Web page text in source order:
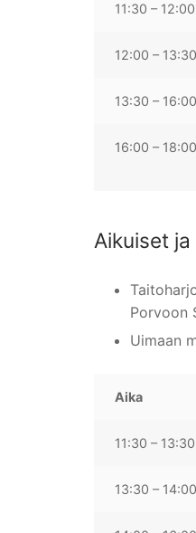
11:30 – 12:00
12:00 – 13:30
13:30 – 16:00
16:00 – 18:00
Aikuiset ja
Porvoon
Uimaan
Aika
11:30 – 13:30
13:30 – 14:00